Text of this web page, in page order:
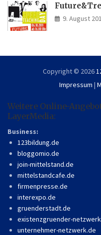
9. August
Copyright © 2026
Impressum |
Weitere Online-
LayerMedia:
Business:
123bildung.de
bloggomio.de
join-mittelstand.de
mittelstandcafe.de
firmenpresse.de
interexpo.de
gruenderstadt.de
existenzgruender-
unternehmer-netzwerk.de